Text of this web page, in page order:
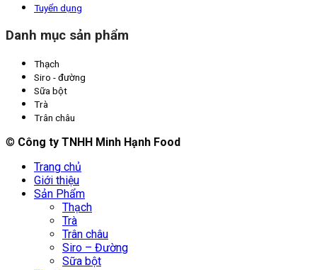
Tuyển dụng
Danh mục sản phẩm
Thạch
Siro - đường
Sữa bột
Trà
Trân châu
© Công ty TNHH Minh Hạnh Food
Trang chủ
Giới thiệu
Sản Phẩm
Thạch
Trà
Trân châu
Siro – Đường
Sữa bột